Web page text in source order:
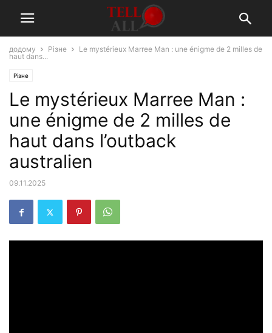
додому Різне
Le mystérieux Marree Man : une énigme de 2 milles de
haut dans...
Різне
Le mystérieux Marree Man :
une énigme de 2 milles de
haut dans l’outback
australien
09.11.2025